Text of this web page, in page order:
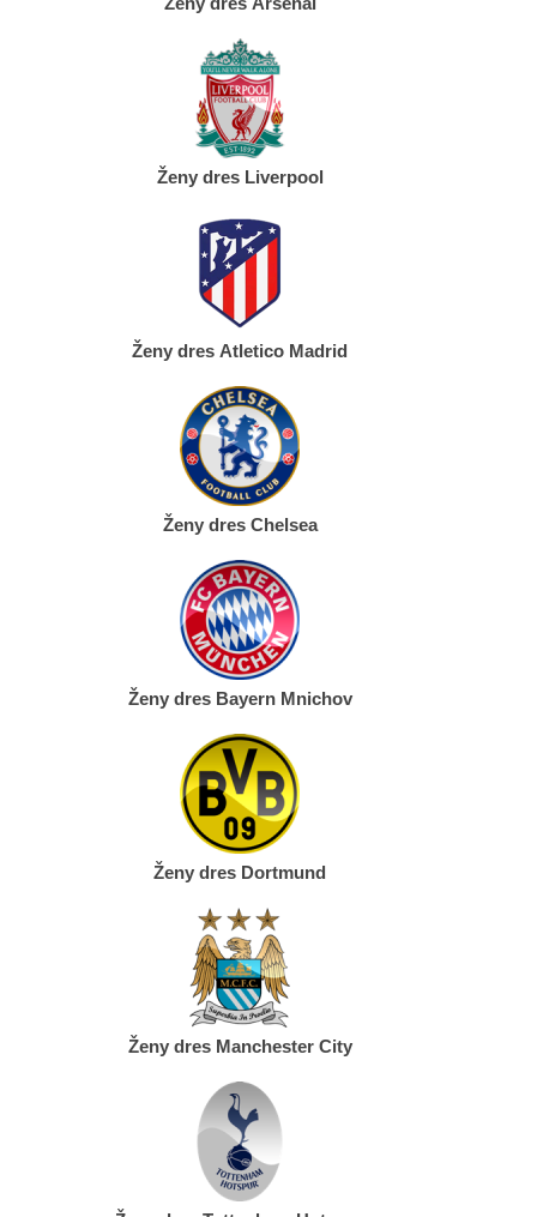
Ženy dres Liverpool
Ženy dres Atletico Madrid
Ženy dres Chelsea
Ženy dres Bayern Mnichov
Ženy dres Dortmund
Ženy dres Manchester City